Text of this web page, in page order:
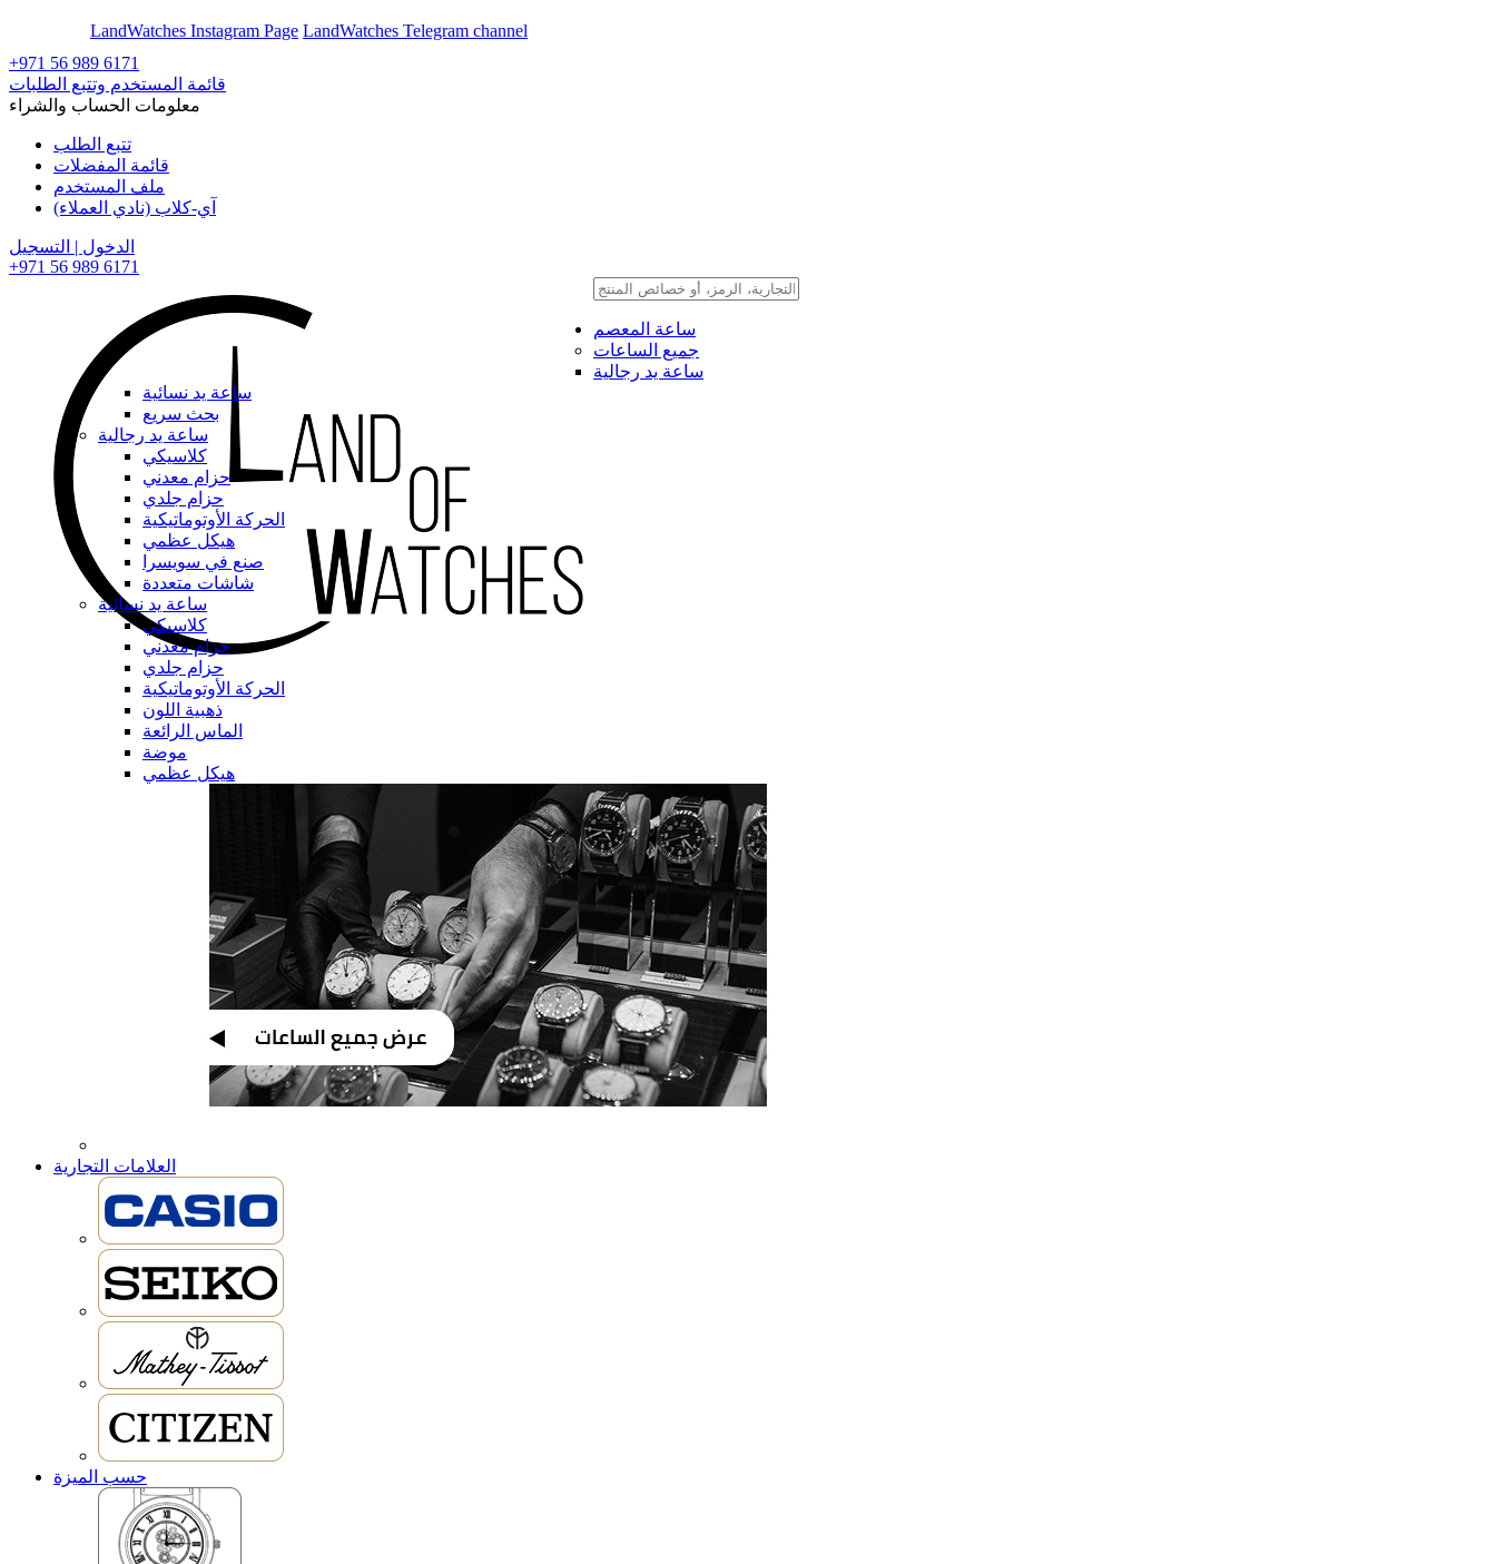
LandWatches Instagram Page LandWatches Telegram channel
+971 56 989 6171
قائمة المستخدم وتتبع الطلبات
معلومات الحساب والشراء
تتبع الطلب
قائمة المفضلات
ملف المستخدم
آي-كلاب (نادي العملاء)
الدخول | التسجيل
+971 56 989 6171
ساعة المعصم
جميع الساعات
ساعة يد رجالية
ساعة يد نسائية
بحث سريع
ساعة يد رجالية
كلاسيكي
حزام معدني
حزام جلدي
الحركة الأوتوماتيكية
هيكل عظمي
صنع في سويسرا
شاشات متعددة
ساعة يد نسائية
كلاسيكي
حزام معدني
حزام جلدي
الحركة الأوتوماتيكية
ذهبية اللون
الماس الرائعة
موضة
هيكل عظمي
العلامات التجارية
حسب الميزة